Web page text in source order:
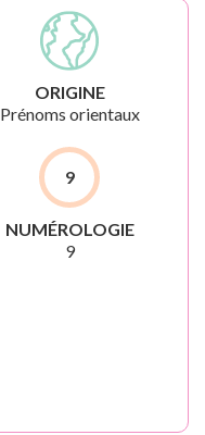
ORIGINE
Prénoms orientaux
9
NUMÉROLOGIE
9